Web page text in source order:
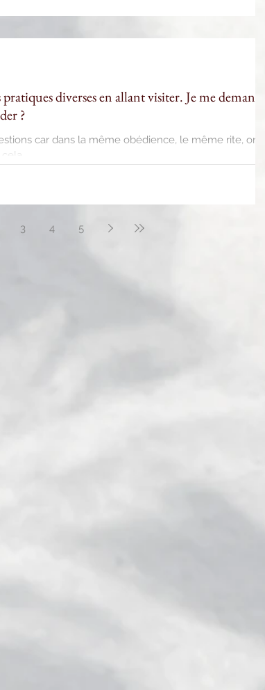
et qu'ils ne suivraient plus leur filière
diverses en allant visiter. Je me
?
car dans la même obédience, le même rite, on
3 4 5